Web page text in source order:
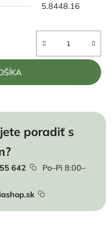
5.8448.16
poradiť s
642
Po–Pi 8:00–